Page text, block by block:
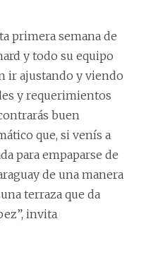
primera semana de
y todo su equipo
ir ajustando y viendo
y requerimientos
buen
que, si venís a
para empaparse de
de una manera
terraza que da
invita